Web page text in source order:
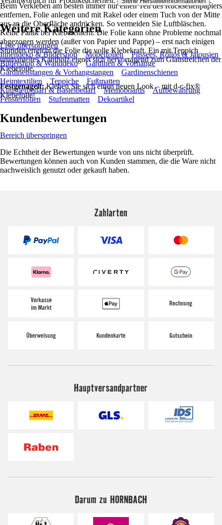
Beim Verkleben am besten immer nur einen Teil des Rückseitenpapiers
entfernen, Folie anlegen und mit Rakel oder einem Tuch von der Mitte
aus an die Oberfläche andrücken. So vermeiden Sie Luftbläschen.
Keine Panik bei Klebefehlern: Die Folie kann ohne Probleme nochmal
abgezogen werden (außer von Papier und Pappe) – erst nach einigen
Stunden erreicht die Folie die volle Klebekraft. Ein mit Teppich
ummanteltes Kantholz eignet sich hervorragend zum Glattstreichen der
Klebefolie.
Festgenagelt:Kleben Sie sich einen neuen Look – mit d-c-fix®
Klebefolie!
Weitere Kategorien
Liste überspringen
Innendeko & Bildershop
Möbelfolien
Plissees, Rollos & Jalousien
Bildershop & Wanddeko
Gardinen & Vorhänge
Gardinenstangen & Vorhangstangen
Gardinenschienen
Heimtextilien
Teppiche
Fußmatten
Künstlerbedarf & Bastelbedarf
Memoboards
Aufbewahrung
Fensterfolien
Stufenmatten Dekoartikel
Kundenbewertungen
Bereich überspringen
Die Echtheit der Bewertungen wurde von uns nicht überprüft.
Bewertungen können auch von Kunden stammen, die die Ware nicht
nachweislich genutzt oder gekauft haben.
Zahlarten
Hauptversandpartner
Darum zu HORNBACH